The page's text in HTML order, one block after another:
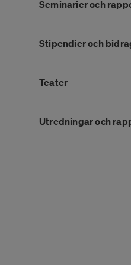
Seminarier och
Stipendier och
Teater
Utredningar och